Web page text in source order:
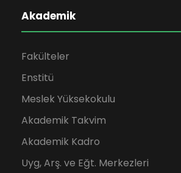
Akademik
Fakülteler
Enstitü
Meslek Yüksekokulu
Akademik Takvim
Akademik Kadro
Uyg, Arş. ve Eğt. Merkezleri